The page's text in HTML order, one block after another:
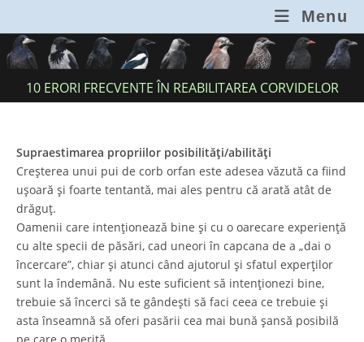
content
Menu
10 ERORI FRECVENTE ÎN REABILITAREA CORVIDELOR
Supraestimarea propriilor posibilități/abilități
Creșterea unui pui de corb orfan este adesea văzută ca fiind
ușoară și foarte tentantă, mai ales pentru că arată atât de
drăguț.
Oamenii care intenționează bine și cu o oarecare experiență
cu alte specii de păsări, cad uneori în capcana de a „dai o
încercare”, chiar și atunci când ajutorul și sfatul experților
sunt la îndemână. Nu este suficient să intenționezi bine,
trebuie să încerci să te gândești să faci ceea ce trebuie și
asta înseamnă să oferi pasării cea mai bună șansă posibilă